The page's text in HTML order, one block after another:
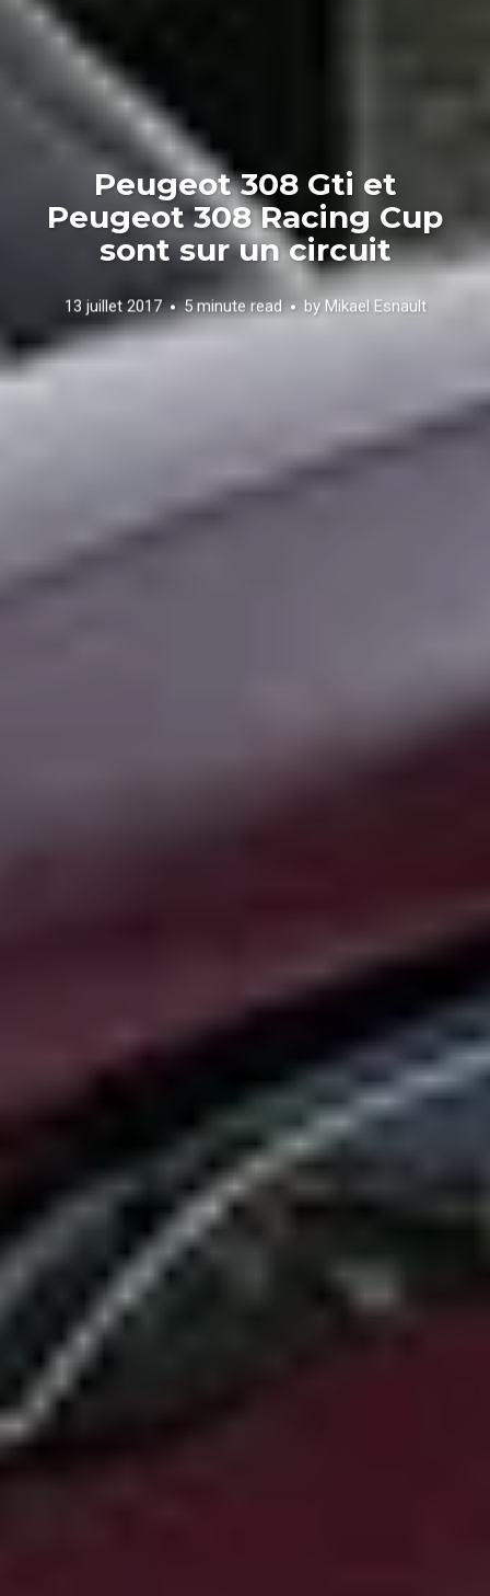
Peugeot 308 Gti et
Peugeot 308 Racing Cup
sont sur un circuit
13 juillet 2017 5 minute read by Mikael Esnault